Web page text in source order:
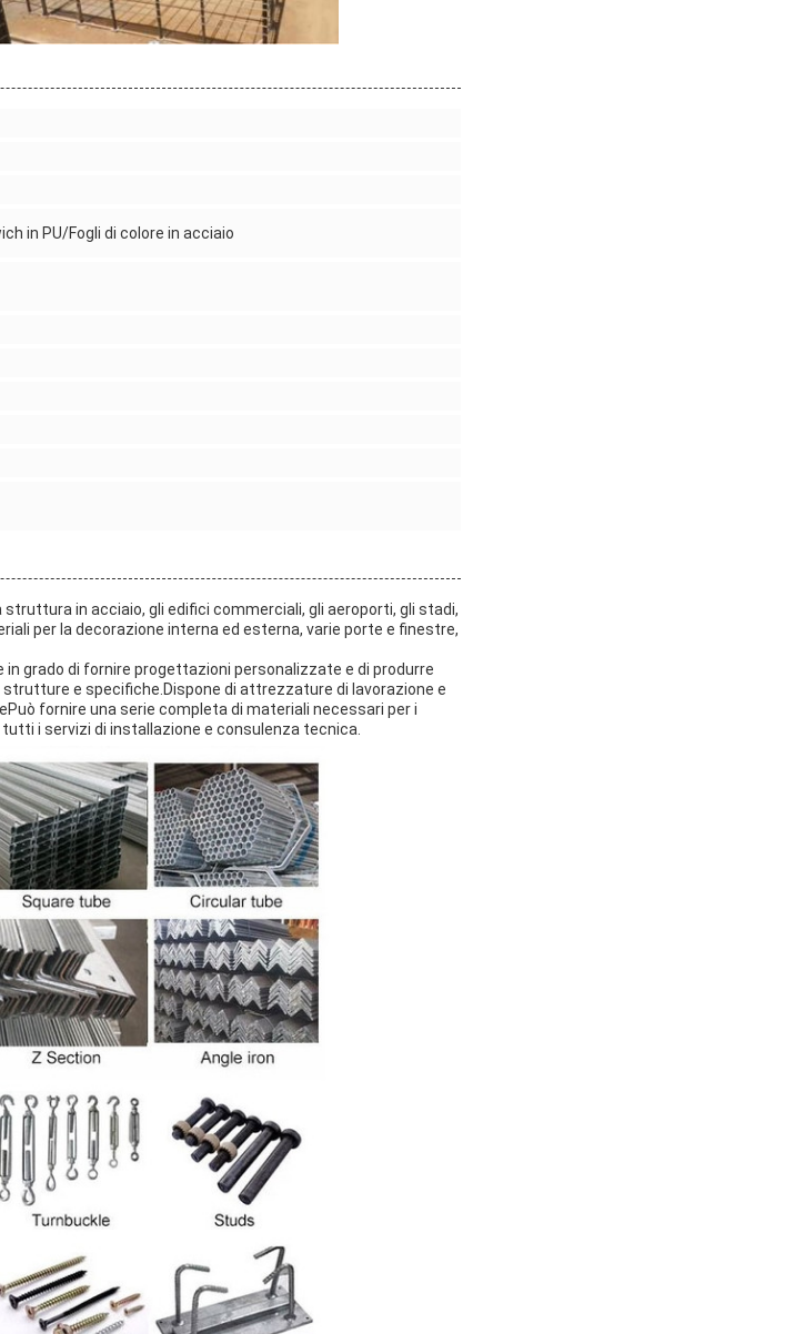
in PU/Fogli di colore in acciaio
in acciaio, gli edifici commerciali, gli aeroporti, gli stadi,
per la decorazione interna ed esterna, varie porte e finestre,
grado di fornire progettazioni personalizzate e di produrre
e specifiche.Dispone di attrezzature di lavorazione e
fornire una serie completa di materiali necessari per i
i servizi di installazione e consulenza tecnica.